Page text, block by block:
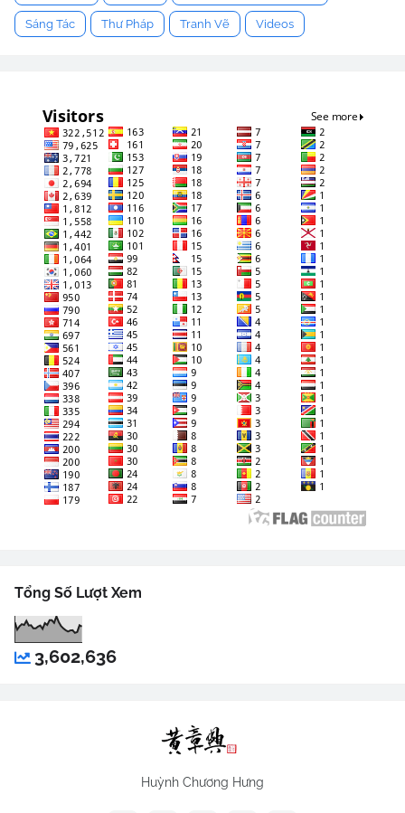
Sáng Tác Thư Pháp Tranh Vẽ Videos
Tổng Số Lượt Xem
3,602,636
Huỳnh Chương Hưng